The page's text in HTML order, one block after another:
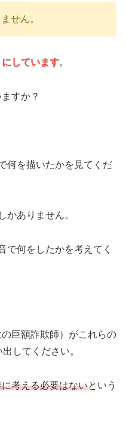
せん。
しています。
すか？
何を描いたかを見てくだ
かありません。
で何をしたかを考えてく
巨額詐欺師）がこれらの
してください。
考える必要はないという